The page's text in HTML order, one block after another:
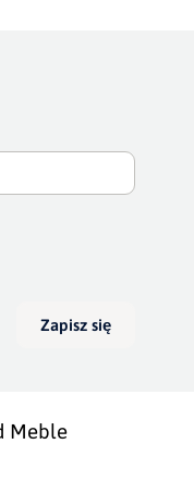
Zapisz się
Meble